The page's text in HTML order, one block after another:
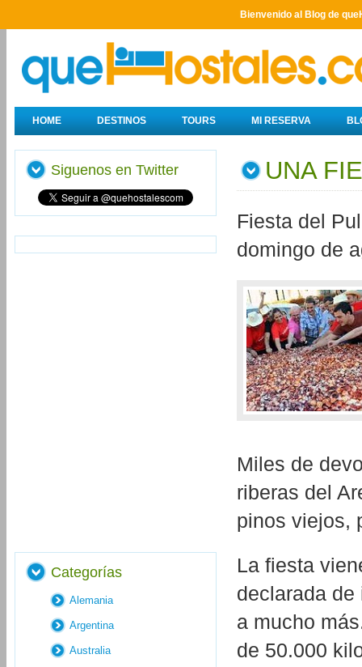
Bienvenido al Blog de
HOME DESTINOS TOURS MI RESERVA
UNA
Fiesta del
domingo de
Miles de
riberas del
pinos viejos,
La fiesta
declarada
a mucho
de 50.000
Siguenos en Twitter
Categorías
Alemania
Argentina
Australia